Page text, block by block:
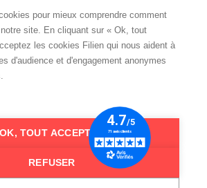
?
pour mieux comprendre comment
site. En cliquant sur « Ok, tout
les cookies Filien qui nous aident à
d'audience et d'engagement anonymes
OK, TOUT ACCEPTER
REFUSER